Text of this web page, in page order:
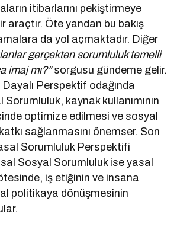
itibarlarını pekiştirmeye
araçtır. Öte yandan bu bakış
da yol açmaktadır. Diğer
gerçekten sorumluluk temelli
imaj mı?”sorgusu gündeme gelir.
Perspektif odağında
kaynak kullanımının
optimize edilmesi ve sosyal
sağlanmasını önemser. Son
Sorumluluk Perspektifi
Sosyal Sorumluluk ise yasal
iş etiğinin ve insana
politikaya dönüşmesinin